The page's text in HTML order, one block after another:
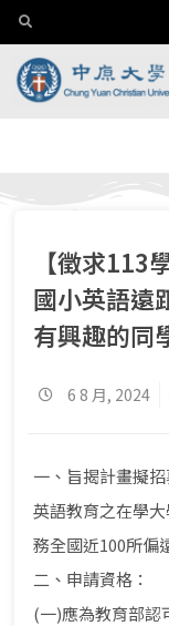
【徵求113
國小英語遠
有興趣的同
6 8 月, 2024
一、旨揭計畫擬
英語教育之在學
務全國近100所偏
二、申請資格：
(一)應為教育部認